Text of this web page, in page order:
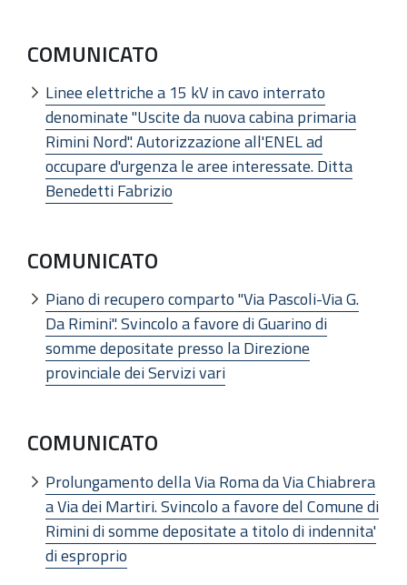
COMUNICATO
Linee elettriche a 15 kV in cavo interrato
denominate "Uscite da nuova cabina primaria
Rimini Nord". Autorizzazione all'ENEL ad
occupare d'urgenza le aree interessate. Ditta
Benedetti Fabrizio
COMUNICATO
Piano di recupero comparto "Via Pascoli-Via G.
Da Rimini". Svincolo a favore di Guarino di
somme depositate presso la Direzione
provinciale dei Servizi vari
COMUNICATO
Prolungamento della Via Roma da Via Chiabrera
a Via dei Martiri. Svincolo a favore del Comune di
Rimini di somme depositate a titolo di indennita'
di esproprio